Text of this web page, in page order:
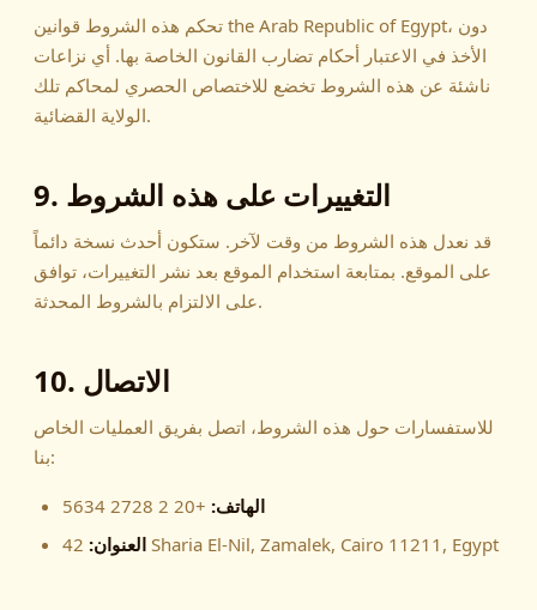
تحكم هذه الشروط قوانين the Arab Republic of Egypt، دون
الأخذ في الاعتبار أحكام تضارب القانون الخاصة بها. أي نزاعات
ناشئة عن هذه الشروط تخضع للاختصاص الحصري لمحاكم تلك
الولاية القضائية.
9. التغييرات على هذه الشروط
قد نعدل هذه الشروط من وقت لآخر. ستكون أحدث نسخة دائماً
على الموقع. بمتابعة استخدام الموقع بعد نشر التغييرات، توافق
على الالتزام بالشروط المحدثة.
10. الاتصال
للاستفسارات حول هذه الشروط، اتصل بفريق العمليات الخاص
بنا:
الهاتف: +20 2 2728 5634
العنوان: 42 Sharia El-Nil, Zamalek, Cairo 11211, Egypt